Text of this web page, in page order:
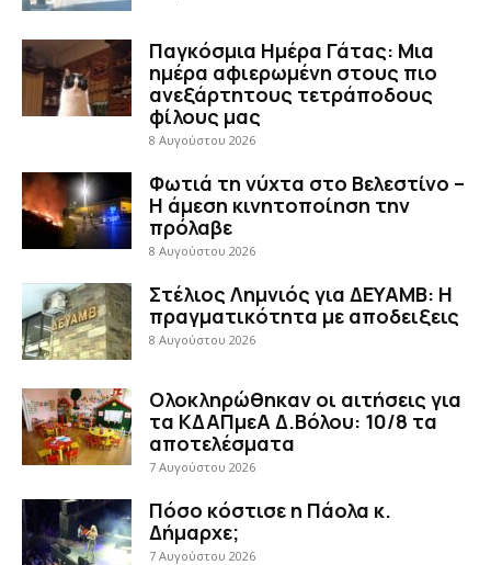
Παγκόσμια Ημέρα Γάτας: Μια
ημέρα αφιερωμένη στους πιο
ανεξάρτητους τετράποδους
φίλους μας
8 Αυγούστου 2026
Φωτιά τη νύχτα στο Βελεστίνο –
Η άμεση κινητοποίηση την
πρόλαβε
8 Αυγούστου 2026
Στέλιος Λημνιός για ΔΕΥΑΜΒ: Η
πραγματικότητα με αποδειξεις
8 Αυγούστου 2026
Ολοκληρώθηκαν οι αιτήσεις για
τα ΚΔΑΠμεΑ Δ.Βόλου: 10/8 τα
αποτελέσματα
7 Αυγούστου 2026
Πόσο κόστισε η Πάολα κ.
Δήμαρχε;
7 Αυγούστου 2026